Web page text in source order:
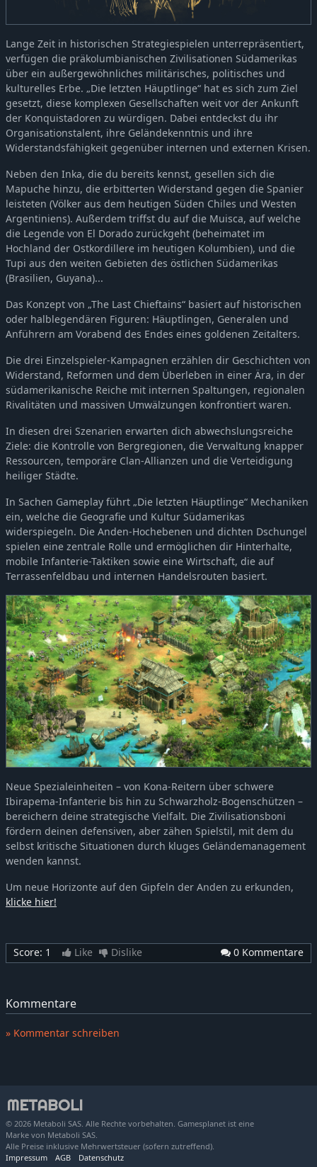
Lange Zeit in historischen Strategiespielen unterrepräsentiert,
verfügen die präkolumbianischen Zivilisationen Südamerikas
über ein außergewöhnliches militärisches, politisches und
kulturelles Erbe. „Die letzten Häuptlinge“ hat es sich zum Ziel
gesetzt, diese komplexen Gesellschaften weit vor der Ankunft
der Konquistadoren zu würdigen. Dabei entdeckst du ihr
Organisationstalent, ihre Geländekenntnis und ihre
Widerstandsfähigkeit gegenüber internen und externen Krisen.
Neben den Inka, die du bereits kennst, gesellen sich die
Mapuche hinzu, die erbitterten Widerstand gegen die Spanier
leisteten (Völker aus dem heutigen Süden Chiles und Westen
Argentiniens). Außerdem triffst du auf die Muisca, auf welche
die Legende von El Dorado zurückgeht (beheimatet im
Hochland der Ostkordillere im heutigen Kolumbien), und die
Tupi aus den weiten Gebieten des östlichen Südamerikas
(Brasilien, Guyana)...
Das Konzept von „The Last Chieftains“ basiert auf historischen
oder halblegendären Figuren: Häuptlingen, Generalen und
Anführern am Vorabend des Endes eines goldenen Zeitalters.
Die drei Einzelspieler-Kampagnen erzählen dir Geschichten von
Widerstand, Reformen und dem Überleben in einer Ära, in der
südamerikanische Reiche mit internen Spaltungen, regionalen
Rivalitäten und massiven Umwälzungen konfrontiert waren.
In diesen drei Szenarien erwarten dich abwechslungsreiche
Ziele: die Kontrolle von Bergregionen, die Verwaltung knapper
Ressourcen, temporäre Clan-Allianzen und die Verteidigung
heiliger Städte.
In Sachen Gameplay führt „Die letzten Häuptlinge“ Mechaniken
ein, welche die Geografie und Kultur Südamerikas
widerspiegeln. Die Anden-Hochebenen und dichten Dschungel
spielen eine zentrale Rolle und ermöglichen dir Hinterhalte,
mobile Infanterie-Taktiken sowie eine Wirtschaft, die auf
Terrassenfeldbau und internen Handelsrouten basiert.
Neue Spezialeinheiten – von Kona-Reitern über schwere
Ibirapema-Infanterie bis hin zu Schwarzholz-Bogenschützen –
bereichern deine strategische Vielfalt. Die Zivilisationsboni
fördern deinen defensiven, aber zähen Spielstil, mit dem du
selbst kritische Situationen durch kluges Geländemanagement
wenden kannst.
Um neue Horizonte auf den Gipfeln der Anden zu erkunden,
klicke hier!
Score: 1 Like Dislike 0 Kommentare
Kommentare
» Kommentar schreiben
© 2026 Metaboli SAS. Alle Rechte vorbehalten. Gamesplanet ist eine
Marke von Metaboli SAS.
Alle Preise inklusive Mehrwertsteuer (sofern zutreffend).
Impressum
AGB Datenschutz